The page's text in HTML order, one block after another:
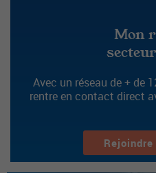
Mon
Avec un réseau de + de
rentre en contact direct